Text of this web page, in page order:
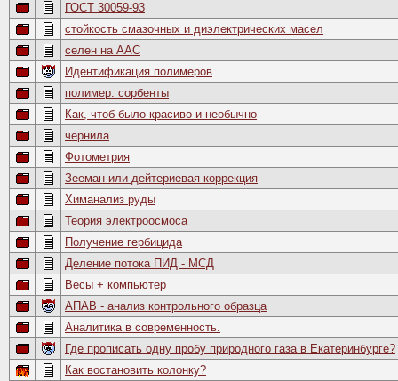
ГОСТ 30059-93
стойкость смазочных и диэлектрических масел
селен на ААС
Идентификация полимеров
полимер. сорбенты
Как, чтоб было красиво и необычно
чернила
Фотометрия
Зееман или дейтериевая коррекция
Химанализ руды
Теория электроосмоса
Получение гербицида
Деление потока ПИД - МСД
Весы + компьютер
АПАВ - анализ контрольного образца
Аналитика в современность.
Где прописать одну пробу природного газа в Екатеринбурге?
Как востановить колонку?